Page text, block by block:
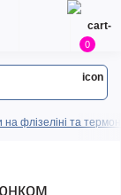
0
флізеліні та